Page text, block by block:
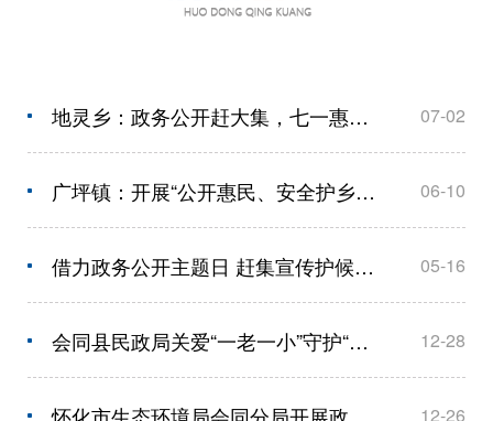
地灵乡：政务公开赶大集，七一惠民零距离 07-02
广坪镇：开展“公开惠民、安全护乡”政务公开主题日活动 06-10
借力政务公开主题日 赶集宣传护候鸟守生态 05-16
会同县民政局关爱“一老一小”守护“朝夕美好”“政务公开主题日”活动 12-28
12-26